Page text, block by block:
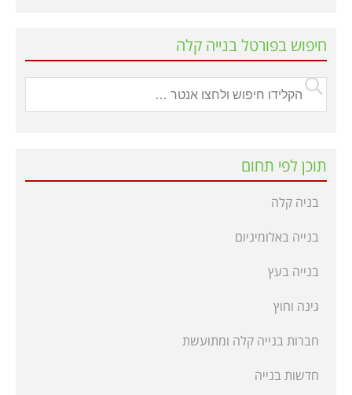
חיפוש בפורטל בנייה קלה
תוכן לפי תחום
בניה קלה
בנייה באלומיניום
בנייה בעץ
גינה וחוץ
חברות בנייה קלה ומתועשת
חדשות בנייה